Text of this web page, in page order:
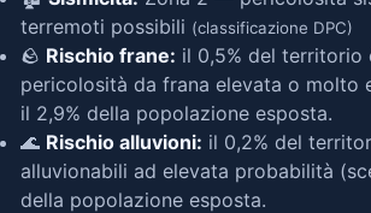
terremoti possibili (classificazione DPC)
🪨 Rischio frane: il 0,5% del territorio
pericolosità da frana elevata o molto
il 2,9% della popolazione esposta.
🌊 Rischio alluvioni: il 0,2% del
alluvionabili ad elevata probabilità
della popolazione esposta.